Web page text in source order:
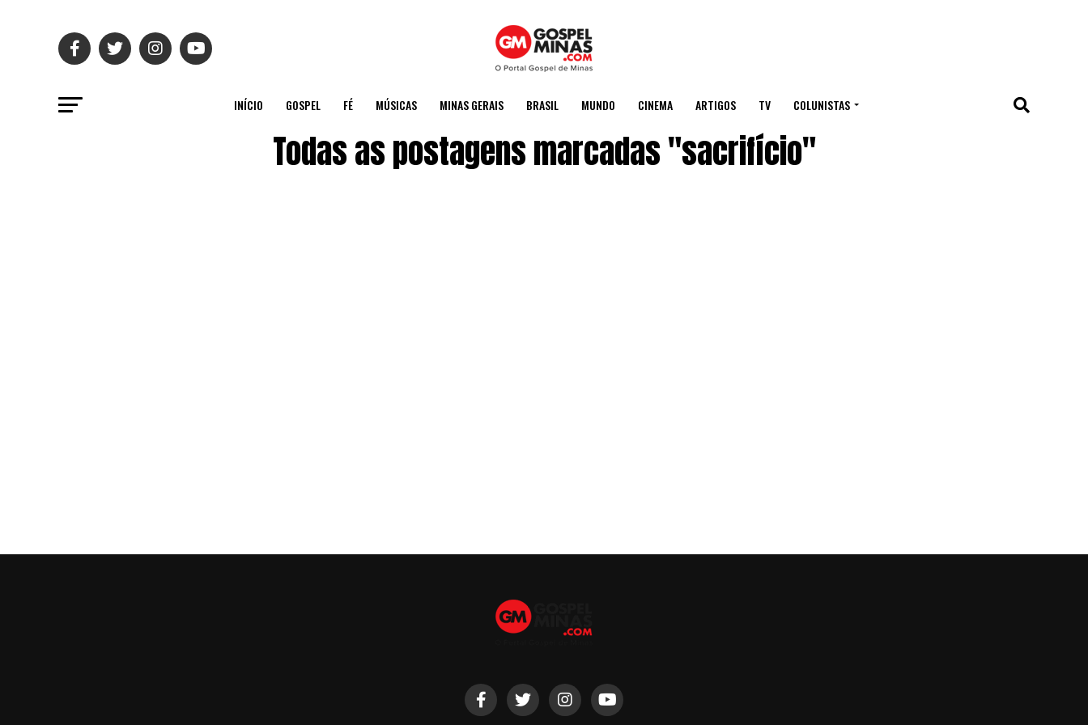
INÍCIO GOSPEL FÉ MÚSICAS MINAS GERAIS BRASIL MUNDO CINEMA ARTIGOS TV COLUNISTAS
Todas as postagens marcadas "sacrifício"